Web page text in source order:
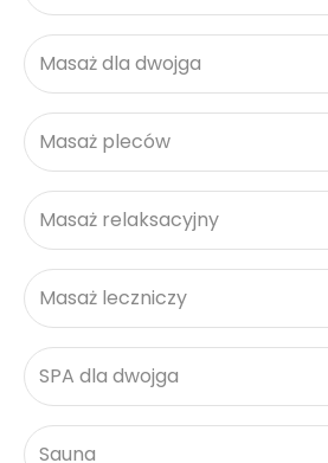
Masaż dla dwojga
Masaż pleców
Masaż relaksacyjny
Masaż leczniczy
SPA dla dwojga
Sauna